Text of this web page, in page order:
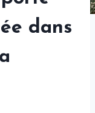
dans